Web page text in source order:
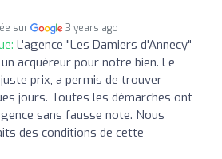
sur 3 years ago
L'agence "Les Damiers d'Annecy"
acquéreur pour notre bien. Le
prix, a permis de trouver
jours. Toutes les démarches ont
sans fausse note. Nous
des conditions de cette